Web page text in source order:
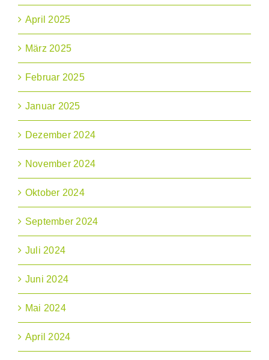
April 2025
März 2025
Februar 2025
Januar 2025
Dezember 2024
November 2024
Oktober 2024
September 2024
Juli 2024
Juni 2024
Mai 2024
April 2024